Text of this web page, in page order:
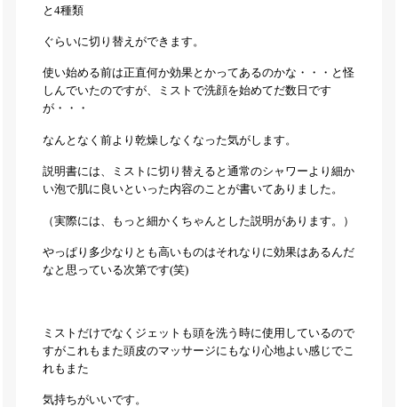
と4種類
ぐらいに切り替えができます。
使い始める前は正直何か効果とかってあるのかな・・・と怪
しんでいたのですが、ミストで洗顔を始めてだ数日です
が・・・
なんとなく前より乾燥しなくなった気がします。
説明書には、ミストに切り替えると通常のシャワーより細か
い泡で肌に良いといった内容のことが書いてありました。
（実際には、もっと細かくちゃんとした説明があります。）
やっぱり多少なりとも高いものはそれなりに効果はあるんだ
なと思っている次第です(笑)
ミストだけでなくジェットも頭を洗う時に使用しているので
すがこれもまた頭皮のマッサージにもなり心地よい感じでこ
れもまた
気持ちがいいです。